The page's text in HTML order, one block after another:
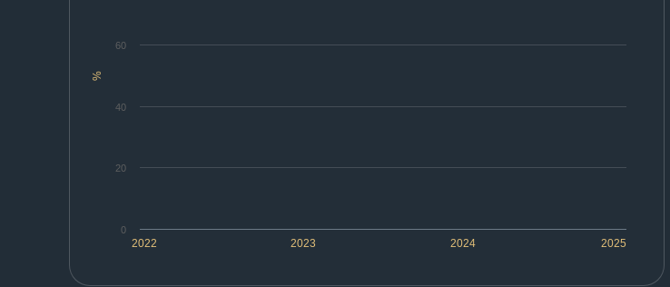
%
2022 2023 2024 2025
0
20
40
60